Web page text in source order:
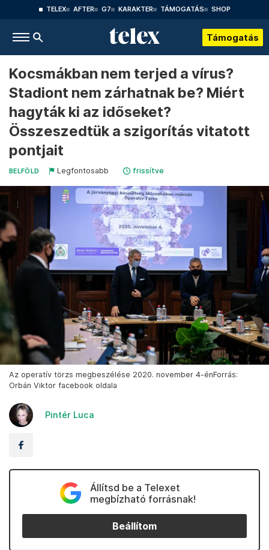
TELEX AFTER G7 KARAKTER TÁMOGATÁS SHOP
Támogatás
Kocsmákban nem terjed a vírus?
Stadiont nem zárhatnak be? Miért
hagyták ki az időseket?
Összeszedtük a szigorítás vitatott
pontjait
BELFÖLD Legfontosabb frissítve
Az operatív törzs megbeszélése 2020. november 4-énForrás:
Orbán Viktor facebook oldala
Pintér Luca
Állítsd be a Telexet
megbízható forrásnak!
Beállítom